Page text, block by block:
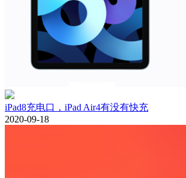
iPad8充电口，iPad Air4有没有快充
2020-09-18